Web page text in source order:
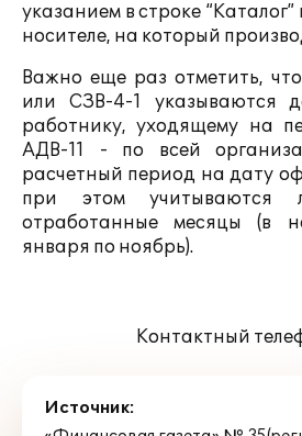
указанием в строке “Каталог”
носителе, на который
Важно еще раз отметить,
или СЗВ-4-1 указываются
работнику, уходящему на
АДВ-11 - по всей
расчетный период на дату
при этом учитываются
отработанные месяцы (в
января по ноябрь).
Контактный
Источник: